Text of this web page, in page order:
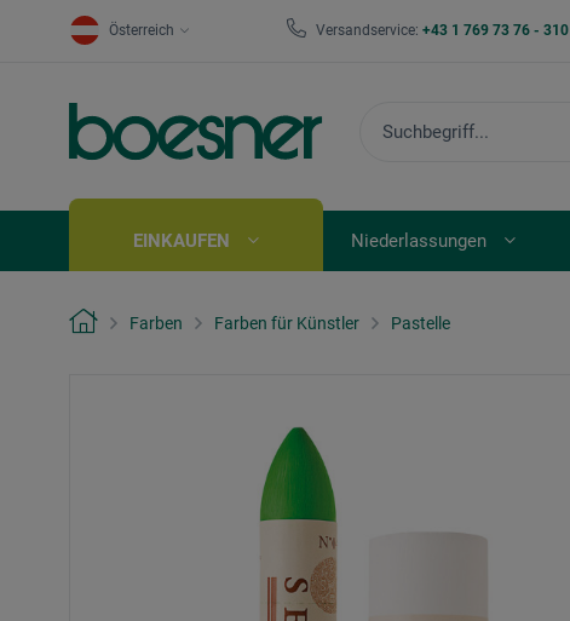
Österreich Versandservice: +43 1 769 73 76 - 310
EINKAUFEN Niederlassungen
Farben Farben für Künstler Pastelle